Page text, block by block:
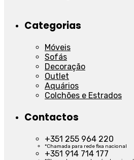
Categorias
Móveis
Sofás
Decoração
Outlet
Aquários
Colchões e Estrados
Contactos
+351 255 964 220
*Chamada para rede fixa nacional
+351 914 714 177